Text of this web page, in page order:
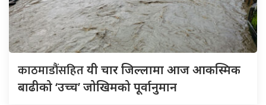
काठमाडौंसहितयी चार जिल्लामा आज आकस्मिक
बाढीको ‘उच्च’ जोखिमको पूर्वानुमान